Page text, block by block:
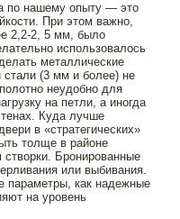
по нашему опыту — это
При этом важно,
2,2-2, 5 мм, было
использовалось
металлические
стали (3 мм и более) не
неудобно для
на петли, а иногда
Куда лучше
в «стратегических»
толще в районе
Бронированные
или выбивания.
параметры, как надежные
на уровень